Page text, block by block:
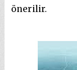
önerilir.